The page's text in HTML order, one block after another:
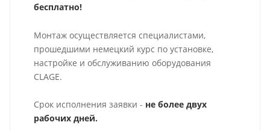
бесплатно!
Монтаж осуществляется специалистами,
прошедшими немецкий курс по установке,
настройке и обслуживанию оборудования
CLAGE.
Срок исполнения заявки - не более двух
рабочих дней.